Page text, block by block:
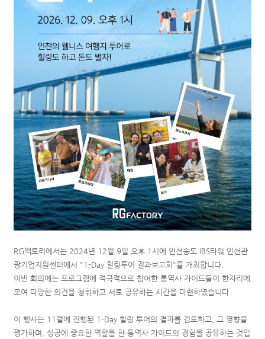
RG팩토리에서는 2024년 12월 9일 오후 1시에 인천송도 IBS타워 인천관
광기업지원센터에서 "1-Day 힐링투어 결과보고회"를 개최합니다.
이번 회의에는 프로그램에 적극적으로 참여한 통역사 가이드들이 한자리에
모여 다양한 의견을 청취하고 서로 공유하는 시간을 마련하였습니다.
이 행사는 11월에 진행된 1-Day 힐링 투어의 결과를 검토하고, 그 영향을
평가하며, 성공에 중요한 역할을 한 통역사 가이드의 경험을 공유하는 것입